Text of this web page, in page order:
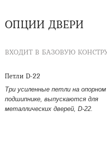
ОПЦИИ ДВЕРИ
ВХОДИТ В БАЗОВУЮ
Петли D-22
Три усиленные петли на опорном
подшипнике, выпускаются для
металлических дверей, D-22.